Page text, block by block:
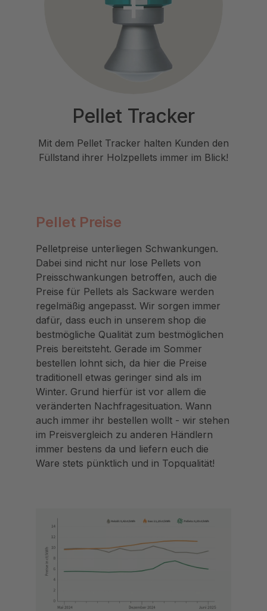
Pellet Tracker
Mit dem Pellet Tracker halten Kunden den
Füllstand ihrer Holzpellets immer im Blick!
Pellet Preise
Pelletpreise unterliegen Schwankungen.
Dabei sind nicht nur lose Pellets von
Preisschwankungen betroffen, auch die
Preise für Pellets als Sackware werden
regelmäßig angepasst. Wir sorgen immer
dafür, dass euch in unserem shop die
bestmögliche Qualität zum bestmöglichen
Preis bereitsteht. Gerade im Sommer
bestellen lohnt sich, da hier die Preise
traditionell etwas geringer sind als im
Winter. Grund hierfür ist vor allem die
veränderten Nachfragesituation. Wann
auch immer ihr bestellen wollt - wir stehen
im Preisvergleich zu anderen Händlern
immer bestens da und liefern euch die
Ware stets pünktlich und in Topqualität!